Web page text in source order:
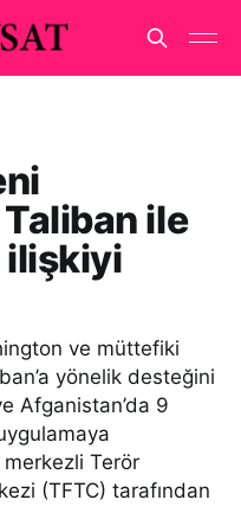
Taliban ile
ilişkiyi
ve müttefiki
yönelik desteğini
Afganistan’da 9
merkezli Terör
(TFTC) tarafından